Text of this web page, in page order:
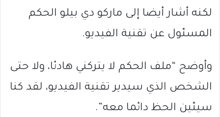
لكنه أشار أيضا إلى ماركو دي بيلو الحكم
المسئول عن تقنية الفيديو.
وأوضح “ملف الحكم لا يتركني هادئا، ولا حتى
الشخص الذي سيدير تقنية الفيديو، لقد كنا
سيئين الحظ دائما معه”.